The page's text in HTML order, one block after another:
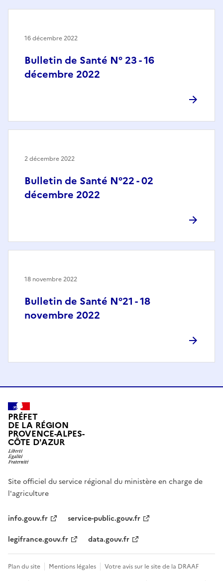
Bulletin de Santé N° 23 - 16
décembre 2022
16 décembre 2022
Bulletin de Santé N°22 - 02
décembre 2022
2 décembre 2022
Bulletin de Santé N°21 - 18
novembre 2022
18 novembre 2022
PRÉFET
DE LA RÉGION
PROVENCE-ALPES-
CÔTE D'AZUR
Site officiel du service régional du ministère en charge de
l'agriculture
info.gouv.fr
service-public.gouv.fr
legifrance.gouv.fr
data.gouv.fr
Plan du site Mentions légales
Votre avis sur le site de la DRAAF